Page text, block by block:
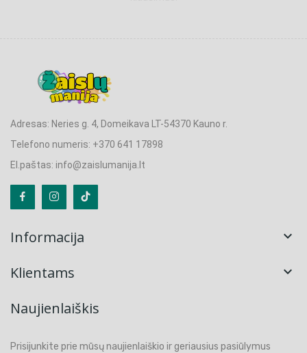
Adresas: Neries g. 4, Domeikava LT-54370 Kauno r.
Telefono numeris: +370 641 17898
El.paštas: info@zaislumanija.lt
Informacija 
Klientams 
Naujienlaiškis
Prisijunkite prie mūsų naujienlaiškio ir geriausius pasiūlymus